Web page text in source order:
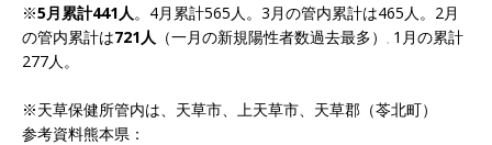
※5月累計441人 。4月累計565人。3月の管内累計は465人。2月
の管内累計は721人 （一月の新規陽性者数過去最多） 。
1月の累計
277人。
※天草保健所管内は、天草市、上天草市、天草郡（苓北町）
参考資料熊本県：